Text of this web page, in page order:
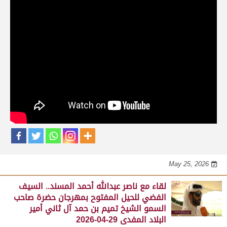
May 25, 2026
لقاء مع جابر بن سالم بن فاران.. مضمر هجن الشحانية الفائز
بالسيف الذهبي للحيل المفتوح بميدان الوثبة 22-05-2026
May 25, 2026
لقاء مع ناصر عبدالله أحمد المسند.. السيف
الفضي للحيل المفتوح بمهرجان حضرة صاحب
السمو الشيخ تميم بن حمد آل ثاني أمير
البلاد المفدى 29-04-2026